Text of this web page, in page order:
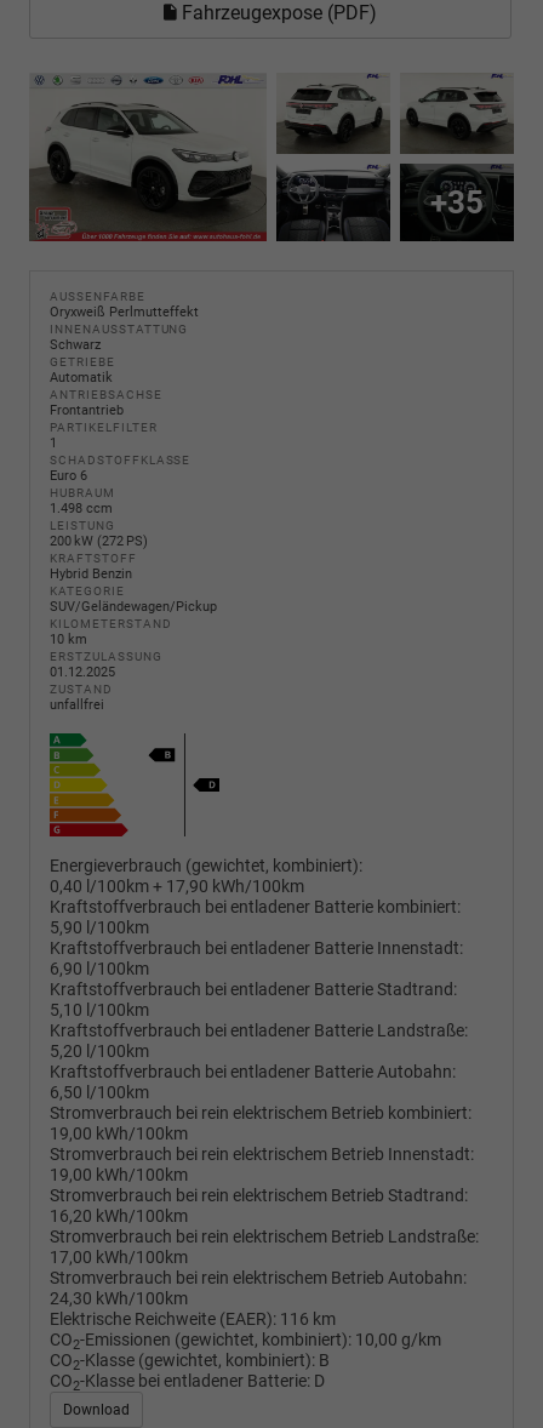
Fahrzeugexpose (PDF)
+35
AUSSENFARBE
Oryxweiß Perlmutteffekt
INNENAUSSTATTUNG
Schwarz
GETRIEBE
Automatik
ANTRIEBSACHSE
Frontantrieb
PARTIKELFILTER
1
SCHADSTOFFKLASSE
Euro 6
HUBRAUM
1.498 ccm
LEISTUNG
200 kW (272 PS)
KRAFTSTOFF
Hybrid Benzin
KATEGORIE
SUV/Geländewagen/Pickup
KILOMETERSTAND
10 km
ERSTZULASSUNG
01.12.2025
ZUSTAND
unfallfrei
Energieverbrauch (gewichtet, kombiniert):
0,40 l/100km + 17,90 kWh/100km
Kraftstoffverbrauch bei entladener Batterie kombiniert:
5,90 l/100km
Kraftstoffverbrauch bei entladener Batterie Innenstadt:
6,90 l/100km
Kraftstoffverbrauch bei entladener Batterie Stadtrand:
5,10 l/100km
Kraftstoffverbrauch bei entladener Batterie Landstraße:
5,20 l/100km
Kraftstoffverbrauch bei entladener Batterie Autobahn:
6,50 l/100km
Stromverbrauch bei rein elektrischem Betrieb kombiniert:
19,00 kWh/100km
Stromverbrauch bei rein elektrischem Betrieb Innenstadt:
19,00 kWh/100km
Stromverbrauch bei rein elektrischem Betrieb Stadtrand:
16,20 kWh/100km
Stromverbrauch bei rein elektrischem Betrieb Landstraße:
17,00 kWh/100km
Stromverbrauch bei rein elektrischem Betrieb Autobahn:
24,30 kWh/100km
Elektrische Reichweite (EAER): 116 km
CO2-Emissionen (gewichtet, kombiniert): 10,00 g/km
CO2-Klasse (gewichtet, kombiniert): B
CO2-Klasse bei entladener Batterie: D
Download